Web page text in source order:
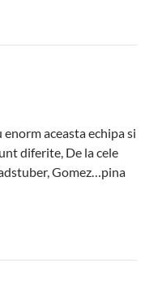
aceasta echipa si
diferite, De la cele
Gomez…pina